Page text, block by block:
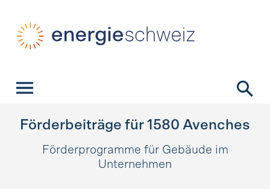
Förderbeiträge für 1580 Avenches
Förderprogramme für Gebäude im
Unternehmen